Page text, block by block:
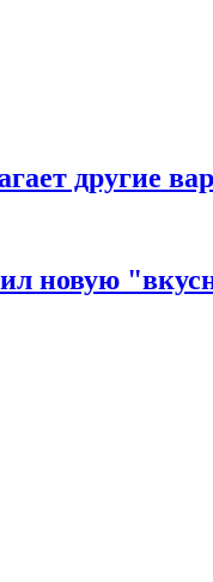
другие
новую